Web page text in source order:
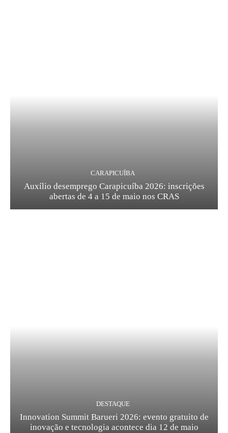
CARAPICUÍBA
Auxílio desemprego Carapicuíba 2026: inscrições
abertas de 4 a 15 de maio nos CRAS
DESTAQUE
Innovation Summit Barueri 2026: evento gratuito de
inovação e tecnologia acontece dia 12 de maio